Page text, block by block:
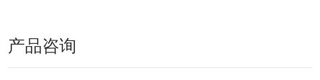
产品咨询